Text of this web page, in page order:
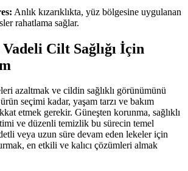
Anlık kızarıklıkta, yüz bölgesine uygulanan
rahatlama sağlar.
Cilt Sağlığı İçin
azaltmak ve cildin sağlıklı görünümünü
seçimi kadar, yaşam tarzı ve bakım
etmek gerekir. Güneşten korunma, sağlıklı
ve düzenli temizlik bu sürecin temel
veya uzun süre devam eden lekeler için
en etkili ve kalıcı çözümleri almak